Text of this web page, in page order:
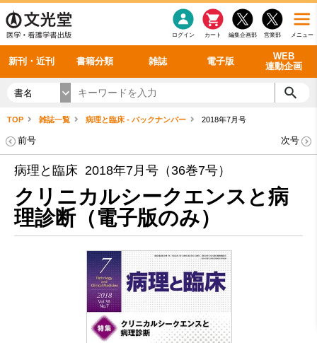
メニュー
営業部
編集企画部
カート
ログイン
新刊・近刊 書籍分類 雑誌 電子版
WEB
連動企画
感染症 老年医学
看護・介護
呼吸器
循環器
シリーズ一覧
雑誌投稿規定
理学療法
雑誌案内・年間購読 最新号 バックナンバー
電子書籍
電子雑誌
書籍「データに基づく臨床動作分析」WEB動画
書籍「眼手術学」WEB動画
書籍「神経症候学 II 改訂第二版」 WEB動画
新刊一覧
今後の発行予定
書名
TOP 雑誌一覧 病理と臨床 - バックナンバー 2018年7月号
前号 次号
病理と臨床 2018年7月号（36巻7号）
クリニカルシークエンスと病
理診断（電子版のみ）